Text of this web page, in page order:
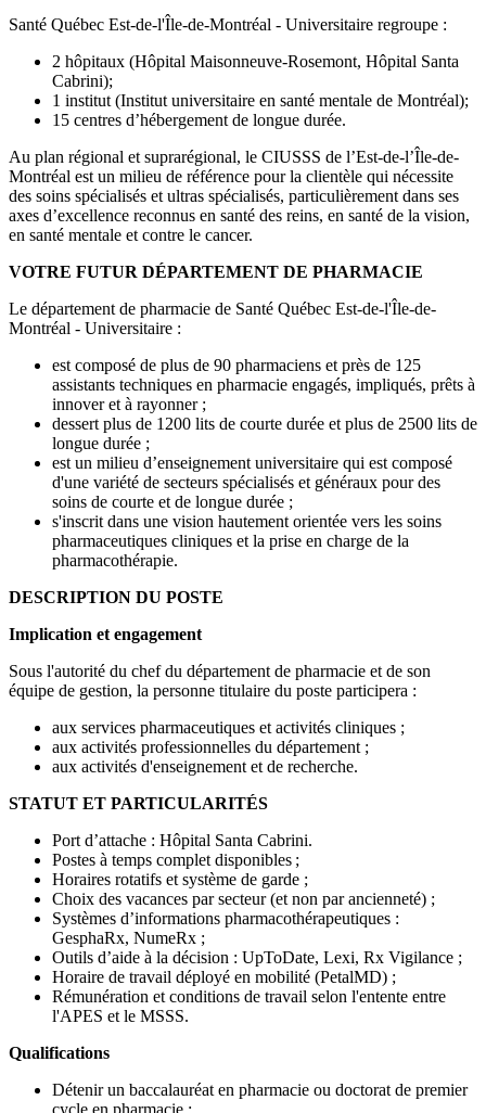
Santé Québec Est-de-l'Île-de-Montréal - Universitaire regroupe :
2 hôpitaux (Hôpital Maisonneuve-Rosemont, Hôpital Santa
Cabrini);
1 institut (Institut universitaire en santé mentale de Montréal);
15 centres d’hébergement de longue durée.
Au plan régional et suprarégional, le CIUSSS de l’Est-de-l’Île-de-
Montréal est un milieu de référence pour la clientèle qui nécessite
des soins spécialisés et ultras spécialisés, particulièrement dans ses
axes d’excellence reconnus en santé des reins, en santé de la vision,
en santé mentale et contre le cancer.
VOTRE FUTUR DÉPARTEMENT DE PHARMACIE
Le département de pharmacie de Santé Québec Est-de-l'Île-de-
Montréal - Universitaire :
est composé de plus de 90 pharmaciens et près de 125
assistants techniques en pharmacie engagés, impliqués, prêts à
innover et à rayonner ;
dessert plus de 1200 lits de courte durée et plus de 2500 lits de
longue durée ;
est un milieu d’enseignement universitaire qui est composé
d'une variété de secteurs spécialisés et généraux pour des
soins de courte et de longue durée ;
s'inscrit dans une vision hautement orientée vers les soins
pharmaceutiques cliniques et la prise en charge de la
pharmacothérapie.
DESCRIPTION DU POSTE
Implication et engagement
Sous l'autorité du chef du département de pharmacie et de son
équipe de gestion, la personne titulaire du poste participera :
aux services pharmaceutiques et activités cliniques ;
aux activités professionnelles du département ;
aux activités d'enseignement et de recherche.
STATUT ET PARTICULARITÉS
Port d’attache : Hôpital Santa Cabrini.
Postes à temps complet disponibles ;
Horaires rotatifs et système de garde ;
Choix des vacances par secteur (et non par ancienneté) ;
Systèmes d’informations pharmacothérapeutiques :
GesphaRx, NumeRx ;
Outils d’aide à la décision : UpToDate, Lexi, Rx Vigilance ;
Horaire de travail déployé en mobilité (PetalMD) ;
Rémunération et conditions de travail selon l'entente entre
l'APES et le MSSS.
Qualifications
Détenir un baccalauréat en pharmacie ou doctorat de premier
cycle en pharmacie ;